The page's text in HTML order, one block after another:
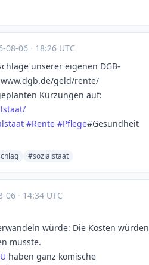
08-06 · 18:26 UTC
unserer eigenen DGB-
geld/rente/
Kürzungen auf:
#Rente #Pflege#Gesundheit
#sozialstaat
06 · 14:34 UTC
würde: Die Kosten würden
müsste.
haben ganz komische